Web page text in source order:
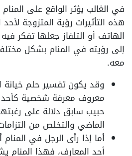
في الغالب يؤثر الواقع على
هذه التأثيرات رؤية المتزوجة
الهاتف أو التلفاز جعلها تفكر
إلى رؤيته في المنام بشكل
معه.
وقد يكون تفسير حلم خيانة
معروف معرفة شخصية كأحد
حبيب سابق دلالة على
الماضي والتخلص من
أما إذا رأى الرجل في
أحد المعارف، فهذا المنام